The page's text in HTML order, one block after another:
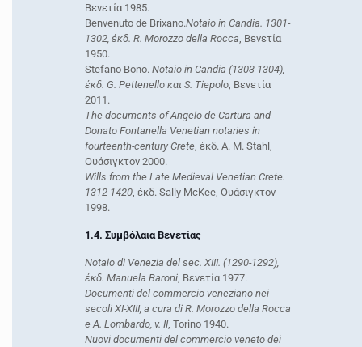
Bενετία 1985.
Benvenuto de Brixano.Notaio in Candia. 1301-
1302, έκδ. R. Morozzo della Rocca , Bενετία
1950.
Stefano Bono. Notaio in Candia (1303-1304),
έκδ. G. Pettenello και S. Tiepolo , Βενετία
2011.
The documents of Angelo de Cartura and
Donato Fontanella Venetian notaries in
fourteenth-century Crete , έκδ. A. M. Stahl,
Ουάσιγκτον 2000.
Wills from the Late Medieval Venetian Crete.
1312-1420 , έκδ. Sally McKee, Oυάσιγκτον
1998.
1.4. Συμβόλαια Βενετίας
Notaio di Venezia del sec. XIII. (1290-1292),
έκδ. Manuela Baroni , Βενετία 1977.
Documenti del commercio veneziano nei
secoli XI-XIII, a cura di R. Morozzo della Rocca
e A. Lombardo, v. II, Torino 1940.
Nuovi documenti del commercio veneto dei